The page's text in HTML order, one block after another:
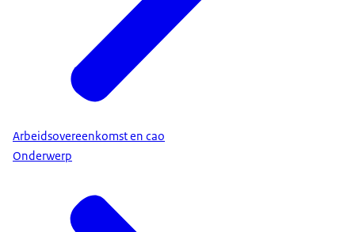
Arbeidsovereenkomst en cao
Onderwerp